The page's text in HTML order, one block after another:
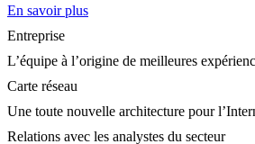
En savoir plus
Entreprise
L’équipe à l’origine de meilleures
Carte réseau
Une toute nouvelle architecture pour
Relations avec les analystes du secteur